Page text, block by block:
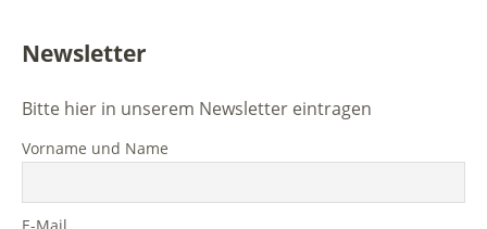
Newsletter
Bitte hier in unserem Newsletter eintragen
Vorname und Name